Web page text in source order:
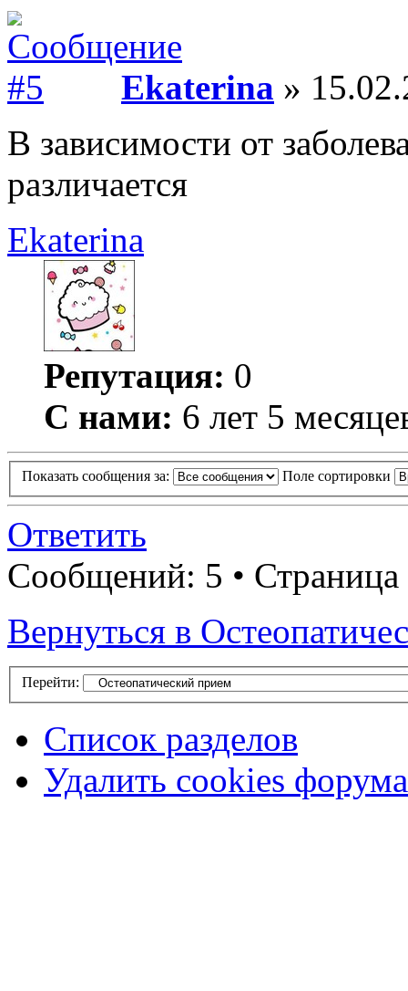
Ekaterina »
В зависимости от
различается
Ekaterina
Репутация: 0
С нами: 6 лет 5
Показать сообщения за: Поле сортировки
Ответить
Сообщений: 5 • Страница
Вернуться в
Перейти:
Список разделов
Удалить cookies форума